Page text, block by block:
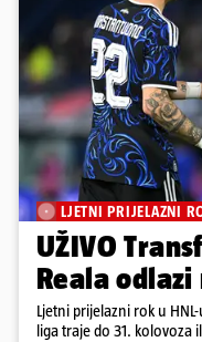
LJETNI PRIJELAZNI
UŽIVO
Reala odlazi
Ljetni prijelazni rok u
liga traje do 31. kolovoza